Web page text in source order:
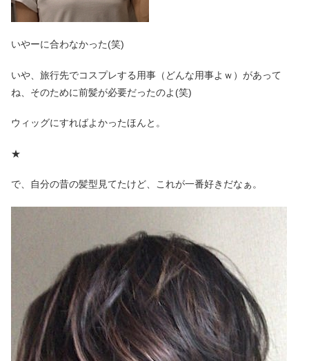
いやーに合わなかった(笑)
いや、旅行先でコスプレする用事（どんな用事よｗ）があって
ね、そのために前髪が必要だったのよ(笑)
ウィッグにすればよかったほんと。
★
で、自分の昔の髪型見てたけど、これが一番好きだなぁ。